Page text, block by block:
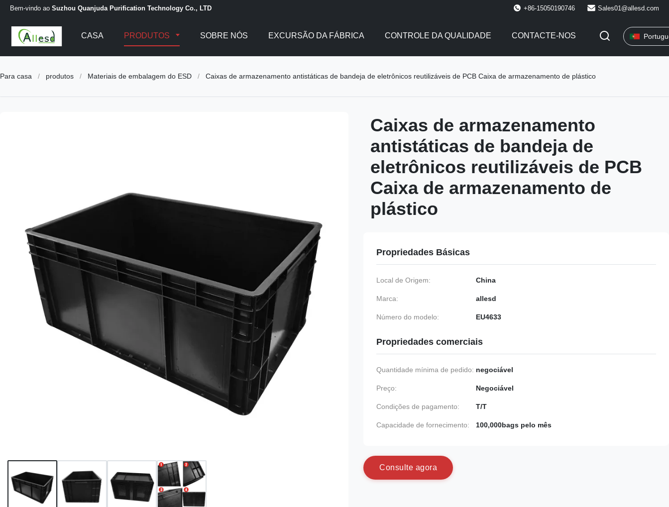
Bem-vindo ao Suzhou Quanjuda Purification Technology Co., LTD +86-15050190746 Sales01@allesd.com
CASA PRODUTOS SOBRE NÓS EXCURSÃO DA FÁBRICA CONTROLE DA QUALIDADE CONTACTE-NOS
Para casa / produtos / Materiais de embalagem do ESD / Caixas de armazenamento antistáticas de bandeja de eletrônicos reutilizáveis de PCB Caixa de armazenamento de plástico
Caixas de armazenamento
antistáticas de bandeja de
eletrônicos reutilizáveis de PCB
Caixa de armazenamento de
plástico
Propriedades Básicas
Local de Origem: China
Marca: allesd
Número do modelo: EU4633
Propriedades comerciais
Quantidade mínima de pedido: negociável
Preço: Negociável
Condições de pagamento: T/T
Capacidade de fornecimento: 100,000bags pelo mês
Consu te agora